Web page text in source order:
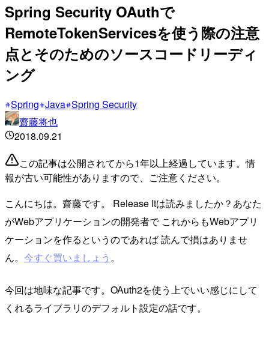
Spring Security OAuthで
RemoteTokenServicesを使う際の注意
点とそのためのソースコードリーディ
ング
Spring Java Spring Security
齋藤将也
2018.09.21
この記事は公開されてから1年以上経過しています。情
報が古い可能性がありますので、ご注意ください。
こんにちは。齋藤です。 Release Itは読みましたか？あなた
がWebアプリケーションの開発者で これからもWebアプリ
ケーションを作るというのであれば 読んで損はありませ
ん。 今すぐ買いましょう 。
今回は地味な記事です。OAuth2を使う上でいい感じにして
くれるライブラリのデフォルト設定の話です。